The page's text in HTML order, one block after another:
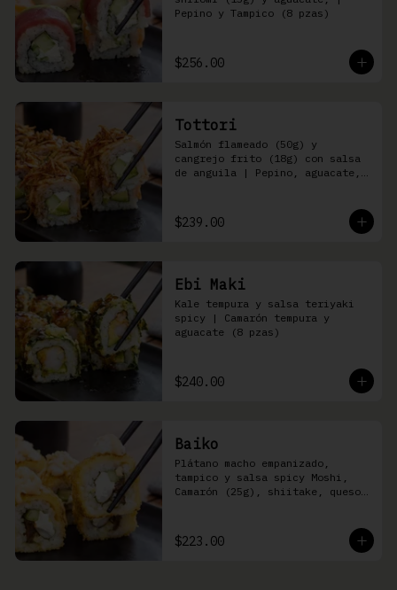
Pepino y Tampico (8 pzas)
$256.00
Tottori
Salmón flameado (50g) y
cangrejo frito (18g) con salsa
de anguila | Pepino, aguacate,
$239.00
Ebi Maki
Kale tempura y salsa teriyaki
spicy | Camarón tempura y
aguacate (8 pzas)
$240.00
Baiko
Plátano macho empanizado,
tampico y salsa spicy Moshi,
Camarón (25g), shiitake, queso
$223.00